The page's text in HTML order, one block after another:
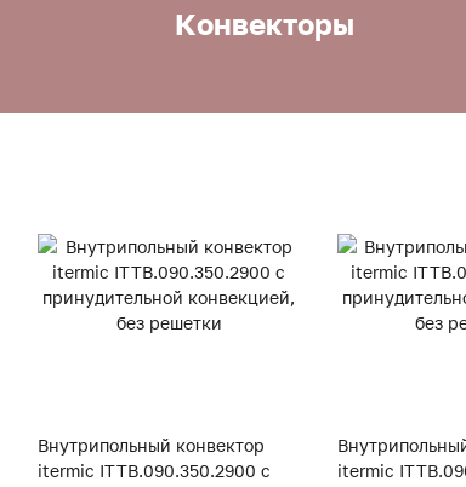
Конвекторы
Внутрипольный конвектор
itermic ITTB.090.350.2900 с
itermic